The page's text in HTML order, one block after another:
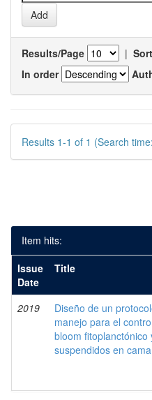
Results/Page |
In order
Results 1-1 of 1 (Search
Item hits:
Issue
Date
Title
2019
Diseño de un
manejo para el
bloom fitoplanctónico
suspendidos en